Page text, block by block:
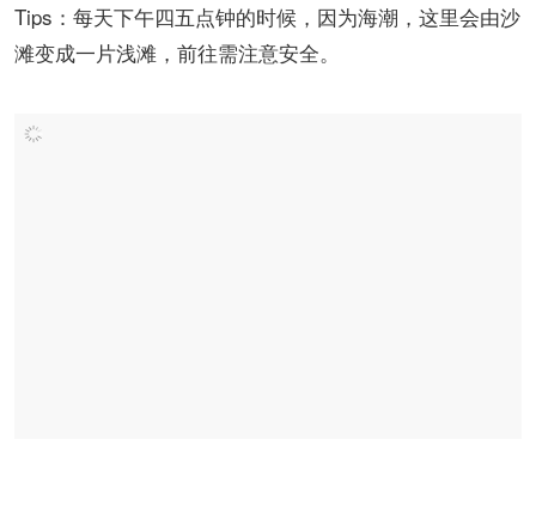
Tips：每天下午四五点钟的时候，因为海潮，这里会由沙
滩变成一片浅滩，前往需注意安全。